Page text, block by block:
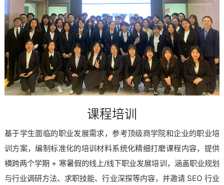
课程培训
基于学生面临的职业发展需求，参考顶级商学院和企业的职业培
训方案，编制标准化的培训材料系统化精细打磨课程内容，提供
横跨两个学期 + 寒暑假的线上/线下职业发展培训，涵盖职业规划
与行业调研方法、求职技能、行业深探等内容，并邀请 SEO 行业